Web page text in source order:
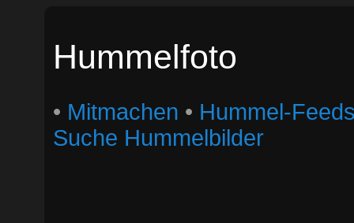
Hummelfoto
• Mitmachen • Hummel-
Suche Hummelbilder